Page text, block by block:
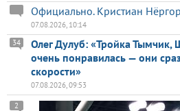
Официально. Кристиан
07.08.2026, 10:14
Олег Дулуб: «Тройка
очень понравилась — они
скорости»
34
07.08.2026, 09:53
2